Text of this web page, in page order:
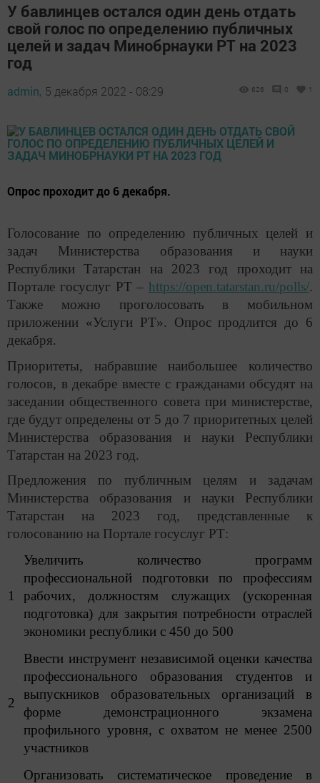
У бавлинцев остался один день отдать
свой голос по определению публичных
целей и задач Минобрнауки РТ на 2023
год
admin, 5 декабря 2022 - 08:29 626 0 1
Опрос проходит до 6 декабря.
Голосование по определению публичных целей и
задач Министерства образования и науки
Республики Татарстан на 2023 год проходит на
Портале госуслуг РТ – https://open.tatarstan.ru/polls/.
Также можно проголосовать в мобильном
приложении «Услуги РТ». Опрос продлится до 6
декабря.
Приоритеты, набравшие наибольшее количество
голосов, в декабре вместе с гражданами обсудят на
заседании общественного совета при министерстве,
где будут определены от 5 до 7 приоритетных целей
Министерства образования и науки Республики
Татарстан на 2023 год.
Предложения по публичным целям и задачам
Министерства образования и науки Республики
Татарстан на 2023 год, представленные к
голосованию на Портале госуслуг РТ:
1
Увеличить количество программ
профессиональной подготовки по профессиям
рабочих, должностям служащих (ускоренная
подготовка) для закрытия потребности отраслей
экономики республики с 450 до 500
2
Ввести инструмент независимой оценки качества
профессионального образования студентов и
выпускников образовательных организаций в
форме демонстрационного экзамена
профильного уровня, с охватом не менее 2500
участников
Организовать систематическое проведение в